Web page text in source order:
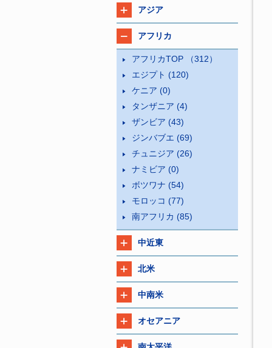
アジア
アフリカ
アフリカTOP （312）
エジプト (120)
ケニア (0)
タンザニア (4)
ザンビア (43)
ジンバブエ (69)
チュニジア (26)
ナミビア (0)
ボツワナ (54)
モロッコ (77)
南アフリカ (85)
中近東
北米
中南米
オセアニア